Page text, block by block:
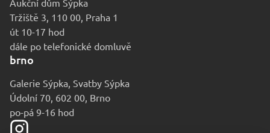
Aukční dům Sýpka
Tržiště 3, 110 00, Praha 1
út 10-17 hod
dále po telefonické domluvě
brno
Galerie Sýpka, Svatby Sýpka
Údolní 70, 602 00, Brno
po-pá 9-16 hod